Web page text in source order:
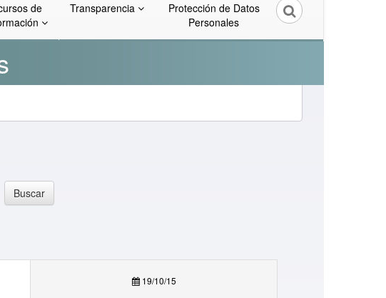
de
Transparencia
Protección de Datos
Personales
Buscar
19/10/15